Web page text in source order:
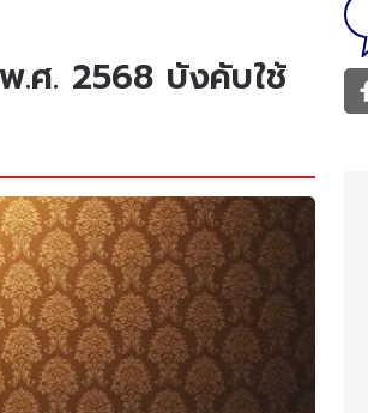
.ศ. 2568 บังคับใช้